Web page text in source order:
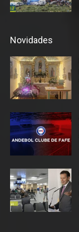
Novidades